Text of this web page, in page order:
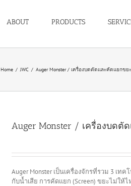
ABOUT PRODUCTS
Home / JWC / Auger Monster / เครื่องบดตัดและคัดแยกขย
Auger Monster / เครื่องบดตั
Auger Monster เป็นเครื่องจักรที่รวม 3 เ
กับน้ำเสีย การคัดแยก (Screen) ขยะไม่ใ